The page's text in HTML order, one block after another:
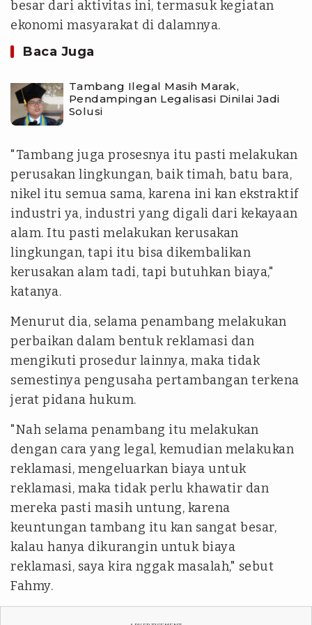
besar dari aktivitas ini, termasuk kegiatan
ekonomi masyarakat di dalamnya.
Baca Juga
Tambang Ilegal Masih Marak,
Pendampingan Legalisasi Dinilai Jadi
Solusi
"Tambang juga prosesnya itu pasti melakukan
perusakan lingkungan, baik timah, batu bara,
nikel itu semua sama, karena ini kan ekstraktif
industri ya, industri yang digali dari kekayaan
alam. Itu pasti melakukan kerusakan
lingkungan, tapi itu bisa dikembalikan
kerusakan alam tadi, tapi butuhkan biaya,"
katanya.
Menurut dia, selama penambang melakukan
perbaikan dalam bentuk reklamasi dan
mengikuti prosedur lainnya, maka tidak
semestinya pengusaha pertambangan terkena
jerat pidana hukum.
"Nah selama penambang itu melakukan
dengan cara yang legal, kemudian melakukan
reklamasi, mengeluarkan biaya untuk
reklamasi, maka tidak perlu khawatir dan
mereka pasti masih untung, karena
keuntungan tambang itu kan sangat besar,
kalau hanya dikurangin untuk biaya
reklamasi, saya kira nggak masalah," sebut
Fahmy.